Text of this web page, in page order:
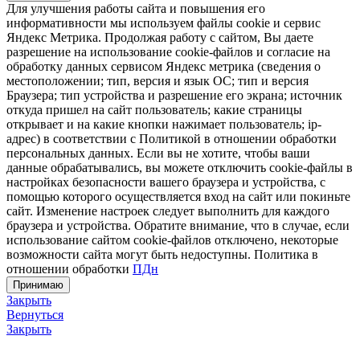
Для улучшения работы сайта и повышения его
информативности мы используем файлы cookie и сервис
Яндекс Метрика. Продолжая работу с сайтом, Вы даете
разрешение на использование cookie-файлов и согласие на
обработку данных сервисом Яндекс метрика (сведения о
местоположении; тип, версия и язык ОС; тип и версия
Браузера; тип устройства и разрешение его экрана; источник
откуда пришел на сайт пользователь; какие страницы
открывает и на какие кнопки нажимает пользователь; ip-
адрес) в соответствии с Политикой в отношении обработки
персональных данных. Если вы не хотите, чтобы ваши
данные обрабатывались, вы можете отключить cookie-файлы в
настройках безопасности вашего браузера и устройства, с
помощью которого осуществляется вход на сайт или покиньте
сайт. Изменение настроек следует выполнить для каждого
браузера и устройства. Обратите внимание, что в случае, если
использование сайтом cookie-файлов отключено, некоторые
возможности сайта могут быть недоступны. Политика в
отношении обработки ПДн
Принимаю
Закрыть
Вернуться
Закрыть